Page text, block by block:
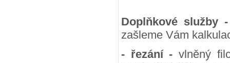
Doplňkové služby
zašleme Vám
- řezání - vlněný